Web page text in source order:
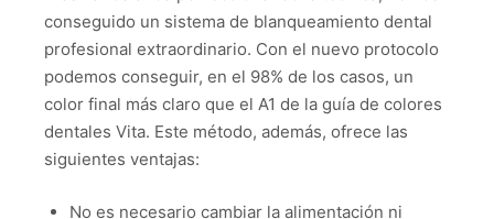
conseguido un sistema de blanqueamiento dental
profesional extraordinario. Con el nuevo protocolo
podemos conseguir, en el 98% de los casos, un
color final más claro que el A1 de la guía de colores
dentales Vita. Este método, además, ofrece las
siguientes ventajas:
No es necesario cambiar la alimentación ni